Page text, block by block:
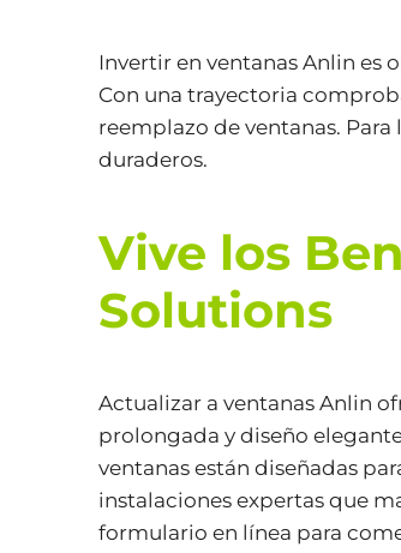
Invertir en ventanas Anlin
Con una trayectoria
reemplazo de ventanas.
duraderos.
Vive los
Solutions
Actualizar a ventanas Anlin
prolongada y diseño
ventanas están diseñadas
instalaciones expertas que
formulario en línea para